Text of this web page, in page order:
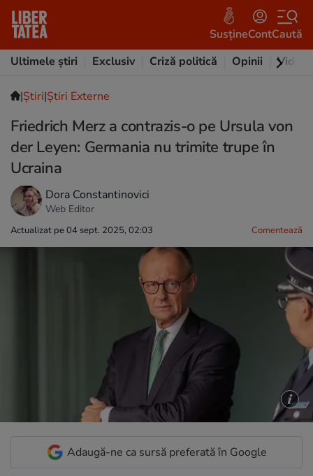
SusțineContCaută
Ultimele știri
Exclusiv Criză politică Opinii Video
|Ştiri|Știri Externe
Friedrich Merz a contrazis-o pe Ursula von
der Leyen: Germania nu trimite trupe în
Ucraina
Dora Constantinovici
Web Editor
Actualizat pe 04 sept. 2025, 02:03 Comentează
Adaugă-ne ca sursă preferată în Google